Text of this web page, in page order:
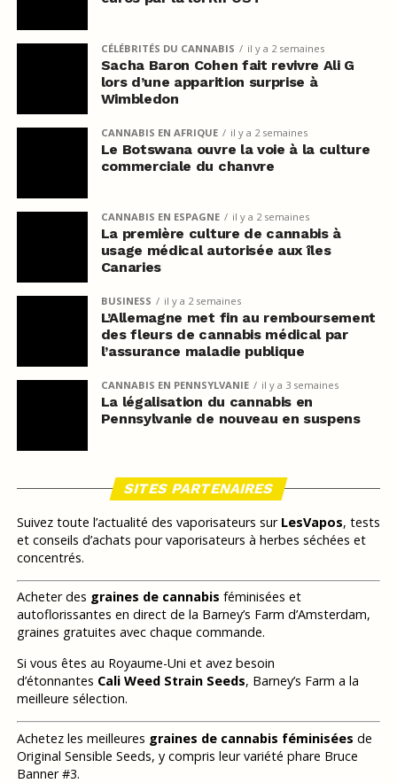
CÉLÉBRITÉS DU CANNABIS il y a 2 semaines
Sacha Baron Cohen fait revivre Ali G
lors d’une apparition surprise à
Wimbledon
CANNABIS EN AFRIQUE il y a 2 semaines
Le Botswana ouvre la voie à la culture
commerciale du chanvre
CANNABIS EN ESPAGNE il y a 2 semaines
La première culture de cannabis à
usage médical autorisée aux îles
Canaries
BUSINESS il y a 2 semaines
L’Allemagne met fin au remboursement
des fleurs de cannabis médical par
l’assurance maladie publique
CANNABIS EN PENNSYLVANIE il y a 3 semaines
La légalisation du cannabis en
Pennsylvanie de nouveau en suspens
SITES PARTENAIRES
Suivez toute l’actualité des vaporisateurs sur LesVapos, tests
et conseils d’achats pour vaporisateurs à herbes séchées et
concentrés.
Acheter des graines de cannabis féminisées et
autoflorissantes en direct de la Barney’s Farm d’Amsterdam,
graines gratuites avec chaque commande.
Si vous êtes au Royaume-Uni et avez besoin
d’étonnantes Cali Weed Strain Seeds, Barney’s Farm a la
meilleure sélection.
Achetez les meilleures graines de cannabis féminisées de
Original Sensible Seeds, y compris leur variété phare Bruce
Banner #3.